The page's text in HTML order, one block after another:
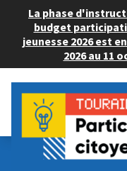
La phase
budget
jeunesse 2026 est
2026 au 11
Budget Participatif
💡 Déposer un projet